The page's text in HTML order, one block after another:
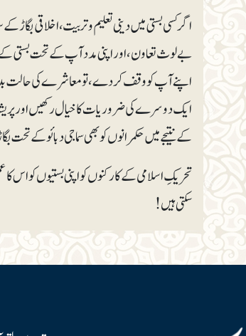
اگر کسی بستی میں دینی تعلیم و تربیت،
بے لوث تعاون، اور اپنی مدد آپ کے تحت بستی
اپنے آپ کو وقف کردے، تو معاشرے کی حالت بدل
ایک دوسرے کی ضروریات کا خیال رکھیں اور
کے نتیجے میں حکمرانوں کو بھی سماجی دبائو کے
تحریکِ اسلامی کے کارکنوں کو اپنی بستیوں کو اس کا
سکتی ہیں!